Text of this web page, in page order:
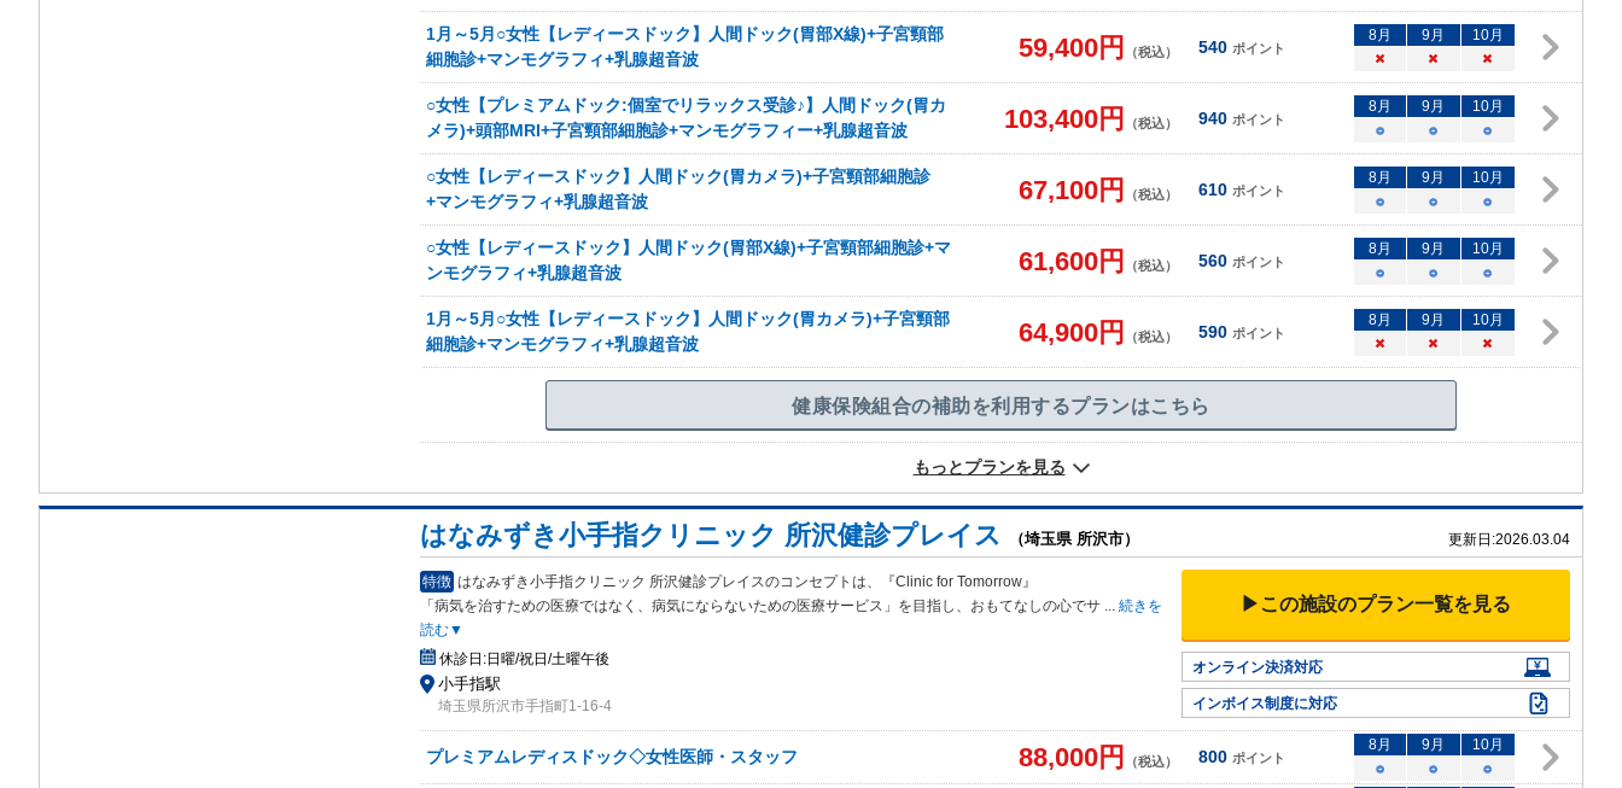
1月～5月○女性【レディースドック】人間ドック(胃部X線)+子宮頸部
細胞診+マンモグラフィ+乳腺超音波
59,400円 （税込） 540 ポイント
8月 9月 10月
×
× ×
○女性【プレミアムドック:個室でリラックス受診♪】人間ドック(胃カ
メラ)+頭部MRI+子宮頸部細胞診+マンモグラフィー+乳腺超音波
103,400円 （税込） 940 ポイント
8月 9月 10月
○
○ ○
○女性【レディースドック】人間ドック(胃カメラ)+子宮頸部細胞診
+マンモグラフィ+乳腺超音波
67,100円 （税込） 610 ポイント
8月 9月 10月
○
○ ○
○女性【レディースドック】人間ドック(胃部X線)+子宮頸部細胞診+マ
ンモグラフィ+乳腺超音波
61,600円 （税込） 560 ポイント
8月 9月 10月
○
○ ○
1月～5月○女性【レディースドック】人間ドック(胃カメラ)+子宮頸部
細胞診+マンモグラフィ+乳腺超音波
64,900円 （税込） 590 ポイント
8月 9月 10月
×
× ×
健康保険組合の補助を利用するプランはこちら
もっとプランを見る
はなみずき小手指クリニック 所沢健診プレイス （埼玉県 所沢市） 更新日:2026.03.04
特徴 はなみずき小手指クリニック 所沢健診プレイスのコンセプトは、『Clinic for Tomorrow』
「病気を治すための医療ではなく、病気にならないための医療サービス」を目指し、おもてなしの心でサ ... 続きを
読む▼
休診日:日曜/祝日/土曜午後
小手指駅
埼玉県所沢市手指町1‐16‐4
▶この施設のプラン一覧を見る
オンライン決済対応
インボイス制度に対応
プレミアムレディスドック◇女性医師・スタッフ 88,000円 （税込） 800 ポイント
8月 9月 10月
○
○ ○